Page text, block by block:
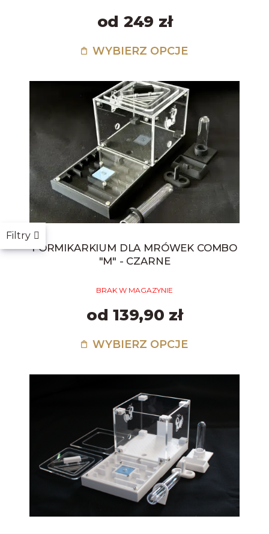
Filtry
od 249 zł
WYBIERZ OPCJE
FORMIKARKIUM DLA MRÓWEK COMBO
"M" - CZARNE
BRAK W MAGAZYNIE
od 139,90 zł
WYBIERZ OPCJE